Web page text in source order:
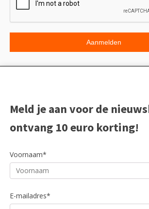
Meld je aan voor de
ontvang 10 euro korting!
Voornaam*
E-mailadres*